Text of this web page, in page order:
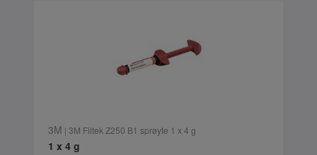
3M | 3M Filtek Z250 B1 sprøyte 1 x 4 g
1 x 4 g